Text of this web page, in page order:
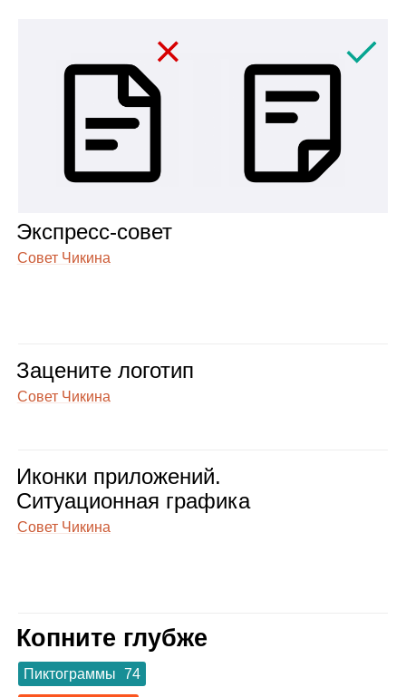
Экс­пресс‑совет
Совет Чикина
Заце­ните лого­тип
Совет Чикина
Иконки при­ло­же­ний.
Ситу­а­ци­он­ная гра­фика
Совет Чикина
Копните глубже
Пиктограммы 74